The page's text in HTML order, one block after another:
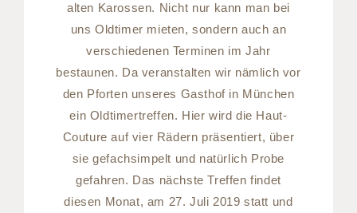
alten Karossen. Nicht nur kann man bei
uns Oldtimer mieten, sondern auch an
verschiedenen Terminen im Jahr
bestaunen. Da veranstalten wir nämlich vor
den Pforten unseres Gasthof in München
ein Oldtimertreffen. Hier wird die Haut-
Couture auf vier Rädern präsentiert, über
sie gefachsimpelt und natürlich Probe
gefahren. Das nächste Treffen findet
diesen Monat, am 27. Juli 2019 statt und